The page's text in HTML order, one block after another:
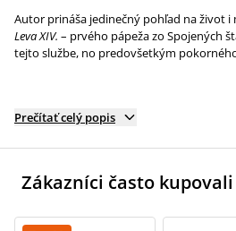
Autor prináša jedinečný pohľad na život i
Leva XIV. – prvého pápeža zo Spojených
tejto službe, no predovšetkým
Prečítať celý popis
Zákazníci často